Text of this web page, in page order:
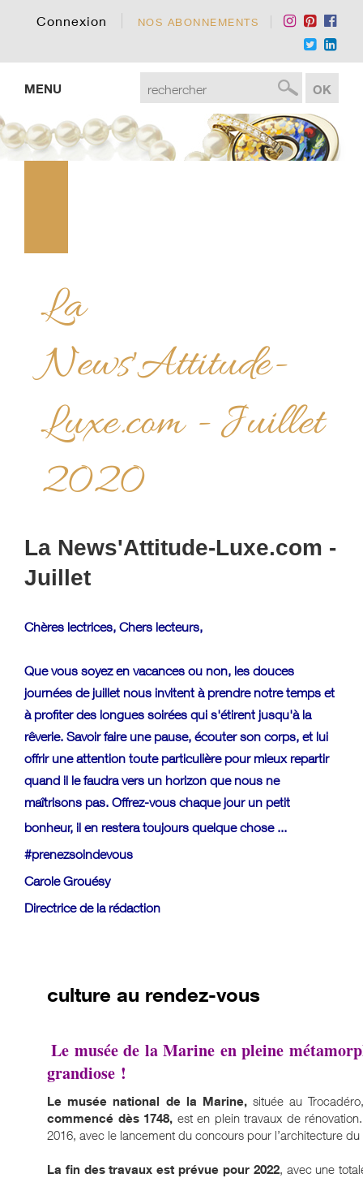
Connexion NOS ABONNEMENTS
MENU
La
News'Attitude-
Luxe.com - Juillet
2020
La News'Attitude-Luxe.com -
Juillet
Chères lectrices, Chers lecteurs,
Que vous soyez en vacances ou non, les douces
journées de juillet nous invitent à prendre notre temps et
à profiter des longues soirées qui s'étirent jusqu'à la
rêverie. Savoir faire une pause, écouter son corps, et lui
offrir une attention toute particulière pour mieux repartir
quand il le faudra vers un horizon que nous ne
maîtrisons pas. Offrez-vous chaque jour un petit
bonheur, il en restera toujours quelque chose ...
#prenezsoindevous
Carole Grouésy
Directrice de la rédaction
culture au rendez-vous
Le musée de la Marine en pleine
grandiose !
Le musée national de la Marine,située au
commencé dès 1748, est en plein travaux de
2016, avec le lancement du concours pour l’architecture
La fin des travaux est prévue pour 2022, avec une